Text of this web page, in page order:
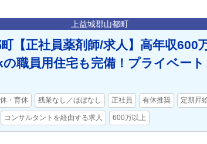
上益城郡山都町
【正社員薬剤師/求人】高年収600
職員用住宅も完備！プライベー
・育休 残業なし／ほぼなし 正社員 有休推奨 定期昇
コンサルタントを経由する求人 600万以上